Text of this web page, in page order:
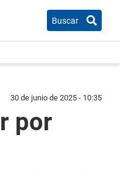
Buscar
30 de junio de 2025 - 10:35
por